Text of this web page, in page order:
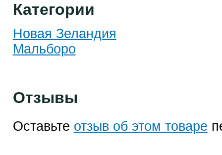
Категории
Новая Зеландия
Мальборо
Отзывы
Оставьте отзыв об этом товаре